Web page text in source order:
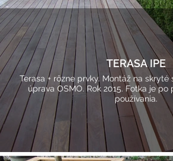
TERASA IPE
Terasa + rôzne prvky. Montáž na skryté
úprava OSMO. Rok 2015. Fotka je
používania.